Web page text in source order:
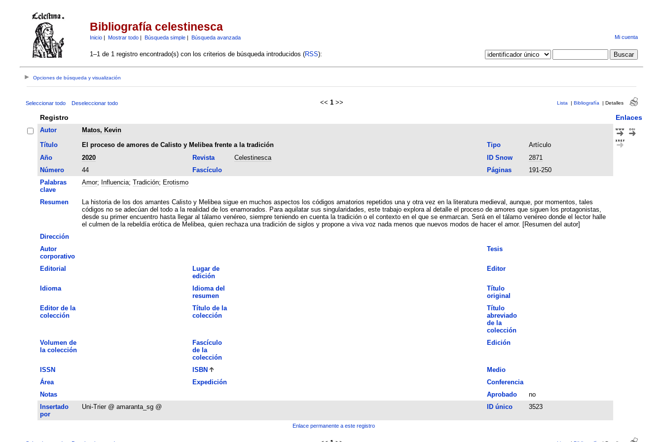
Bibliografía celestinesca
Inicio| Mostrar todo| Búsqueda simple| Búsqueda avanzada Mi cuenta
1–1 de 1 registro encontrado(s) con los criterios de búsqueda introducidos (RSS):
Opciones de búsqueda y visualización
Seleccionar todo Deseleccionar todo << 1 >> Lista | Bibliografía | Detalles
Registro Enlaces
Autor
Matos, Kevin
Título
El proceso de amores de Calisto y Melibea frente a la tradición Tipo
Artículo
Año
2020 Revista Celestinesca ID Snow
2871
Número
44 Fascículo Páginas
191-250
Palabras
clave
Amor; Influencia; Tradición; Erotismo
Resumen
La historia de los dos amantes Calisto y Melibea sigue en muchos aspectos los códigos amatorios repetidos una y otra vez en la literatura medieval, aunque, por momentos, tales
códigos no se adecúan del todo a la realidad de los enamorados. Para aquilatar sus singularidades, este trabajo explora al detalle el proceso de amores que siguen los protagonistas,
desde su primer encuentro hasta llegar al tálamo venéreo, siempre teniendo en cuenta la tradición o el contexto en el que se enmarcan. Será en el tálamo venéreo donde el lector halle
el culmen de la rebeldía erótica de Melibea, quien rechaza una tradición de siglos y propone a viva voz nada menos que nuevos modos de hacer el amor. [Resumen del autor]
Dirección
Autor
corporativo
Tesis
Editorial
Lugar de
edición
Editor
Idioma
Idioma del
resumen
Título
original
Editor de la
colección
Título de la
colección
Título
abreviado
de la
colección
Volumen de
la colección
Fascículo
de la
colección
Edición
ISSN ISBN
Medio
Área
Expedición
Conferencia
Notas
Aprobado
no
Insertado
por
Uni-Trier @ amaranta_sg @ ID único 3523
Enlace permanente a este registro